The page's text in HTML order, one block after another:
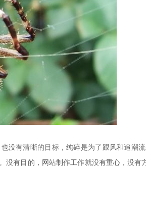
有清晰的目标，纯碎是为了跟风和追潮
没有目的，网站制作工作就没有重心，没